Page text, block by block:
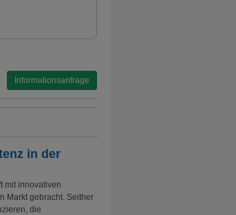
Informationsanfrage
in der
mit innovativen
Markt gebracht. Seither
die